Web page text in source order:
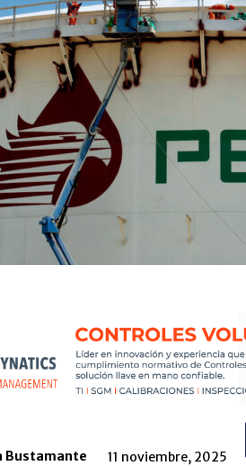
Bustamante 11 noviembre, 2025